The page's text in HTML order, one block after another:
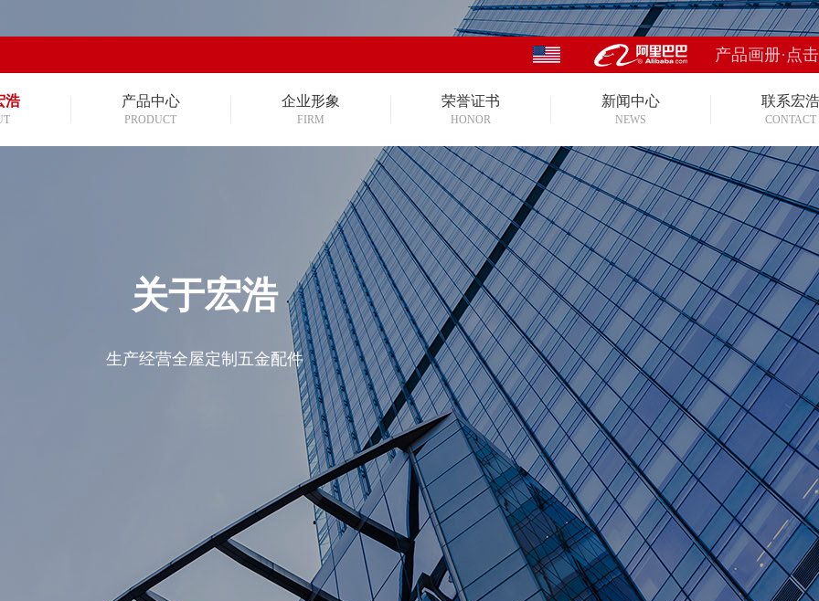
产品画册·点
浩 产品中心
PRODUCT
企业形象
FIRM
荣誉证书
HONOR
新闻中心
NEWS
联系宏浩
CONTACT
关于宏浩
生产经营全屋定制五金配件